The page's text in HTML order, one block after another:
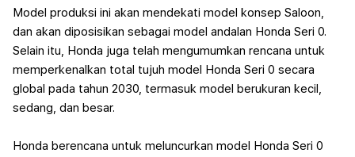
Model produksi ini akan mendekati model konsep Saloon,
dan akan diposisikan sebagai model andalan Honda Seri 0.
Selain itu, Honda juga telah mengumumkan rencana untuk
memperkenalkan total tujuh model Honda Seri 0 secara
global pada tahun 2030, termasuk model berukuran kecil,
sedang, dan besar.
Honda berencana untuk meluncurkan model Honda Seri 0